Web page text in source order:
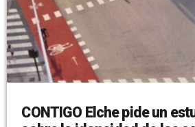
CONTIGO Elche pide un